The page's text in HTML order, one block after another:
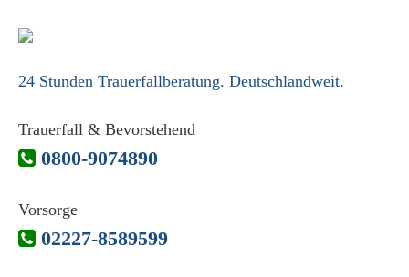
24 Stunden Trauerfallberatung. Deutschlandweit.
Trauerfall & Bevorstehend
0800-9074890
Vorsorge
02227-8589599